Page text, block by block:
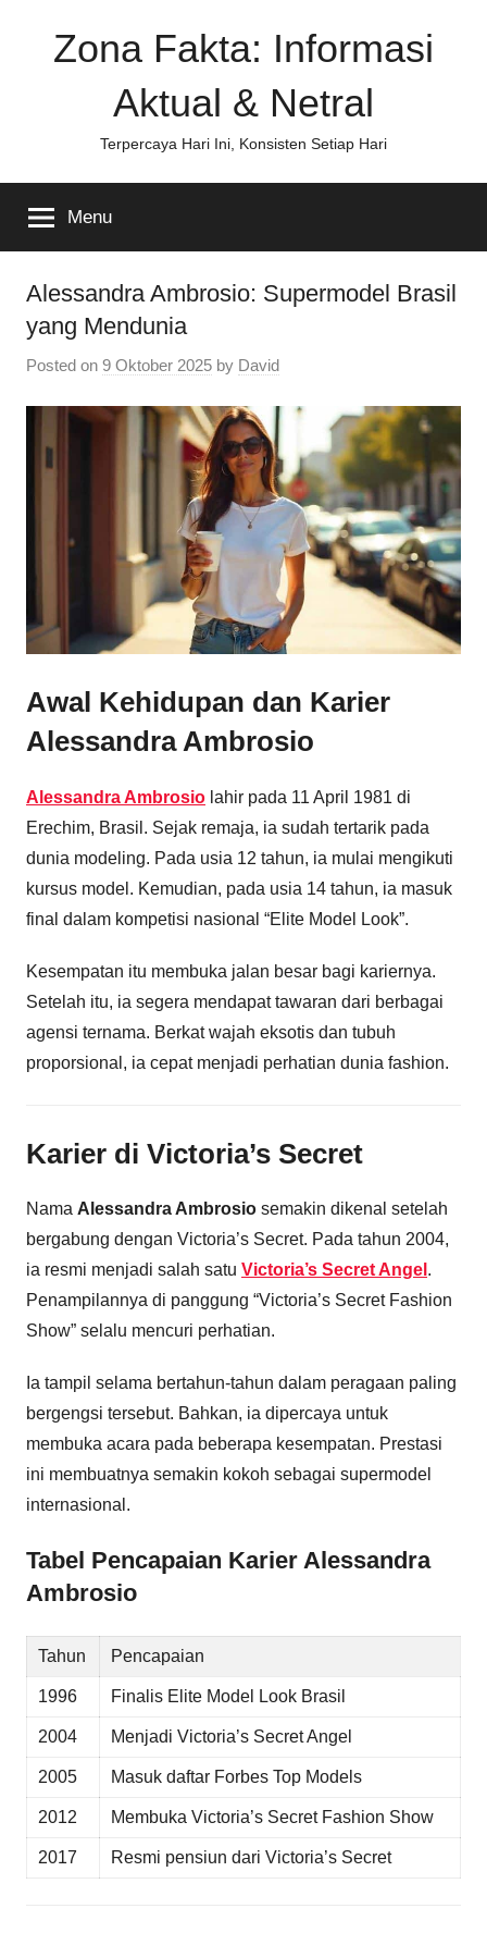
Zona Fakta: Informasi
Aktual & Netral
Terpercaya Hari Ini, Konsisten Setiap Hari
Menu
Alessandra Ambrosio: Supermodel Brasil
yang Mendunia
Posted on 9 Oktober 2025 by David
Awal Kehidupan dan Karier
Alessandra Ambrosio
Alessandra Ambrosio lahir pada 11 April 1981 di
Erechim, Brasil. Sejak remaja, ia sudah tertarik pada
dunia modeling. Pada usia 12 tahun, ia mulai mengikuti
kursus model. Kemudian, pada usia 14 tahun, ia masuk
final dalam kompetisi nasional “Elite Model Look”.
Kesempatan itu membuka jalan besar bagi kariernya.
Setelah itu, ia segera mendapat tawaran dari berbagai
agensi ternama. Berkat wajah eksotis dan tubuh
proporsional, ia cepat menjadi perhatian dunia fashion.
Karier di Victoria’s Secret
Nama Alessandra Ambrosio semakin dikenal setelah
bergabung dengan Victoria’s Secret. Pada tahun 2004,
ia resmi menjadi salah satu Victoria’s Secret Angel .
Penampilannya di panggung “Victoria’s Secret Fashion
Show” selalu mencuri perhatian.
Ia tampil selama bertahun-tahun dalam peragaan paling
bergengsi tersebut. Bahkan, ia dipercaya untuk
membuka acara pada beberapa kesempatan. Prestasi
ini membuatnya semakin kokoh sebagai supermodel
internasional.
Tabel Pencapaian Karier Alessandra
Ambrosio
Tahun Pencapaian
1996 Finalis Elite Model Look Brasil
2004 Menjadi Victoria’s Secret Angel
2005 Masuk daftar Forbes Top Models
2012 Membuka Victoria’s Secret Fashion Show
2017 Resmi pensiun dari Victoria’s Secret